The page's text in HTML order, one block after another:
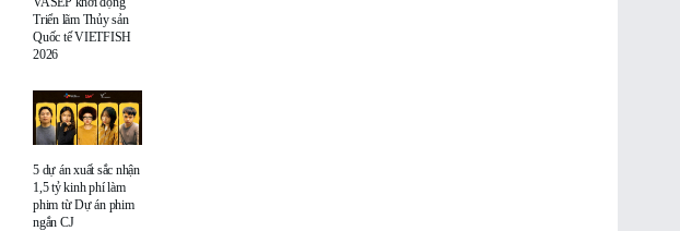
Triển lãm Thủy sản
Quốc tế VIETFISH
2026
5 dự án xuất sắc nhận
1,5 tỷ kinh phí làm
phim từ Dự án phim
ngắn CJ